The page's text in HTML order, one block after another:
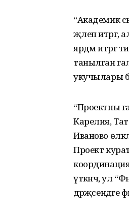
“Академик
җәлеп
ярдәм
танылган
укучылары
“Проектны
Карелия,
Иваново
Проект
үткәнчә, ул